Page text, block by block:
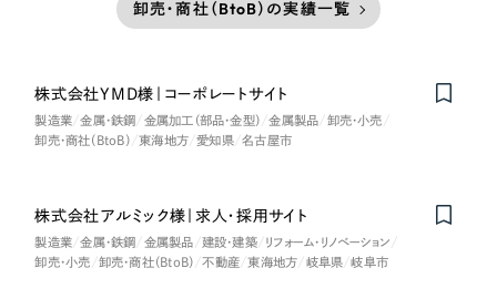
卸売・商社（BtoB）の実績一覧
株式会社YMD様｜コーポレートサイト
製造業 金属・鉄鋼 金属加工（部品・金型） 金属製品
卸売・小売
卸売・商社（BtoB）
東海地方 愛知県 名古屋市
株式会社アルミック様｜求人・採用サイト
製造業 金属・鉄鋼 金属製品 建設・建築
リフォーム・リノベーション
卸売・小売
卸売・商社（BtoB） 不動産 東海地方 岐阜県 岐阜市